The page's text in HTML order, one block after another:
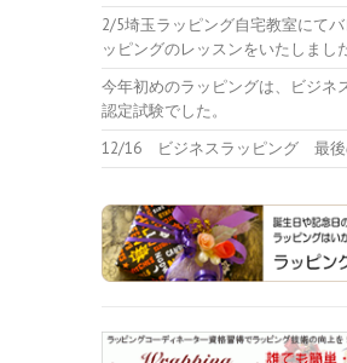
2/5埼玉ラッピング自宅教室にて
ッピングのレッスンをいたしました
今年初めのラッピングは、ビジネ
認定試験でした。
12/16 ビジネスラッピング 最